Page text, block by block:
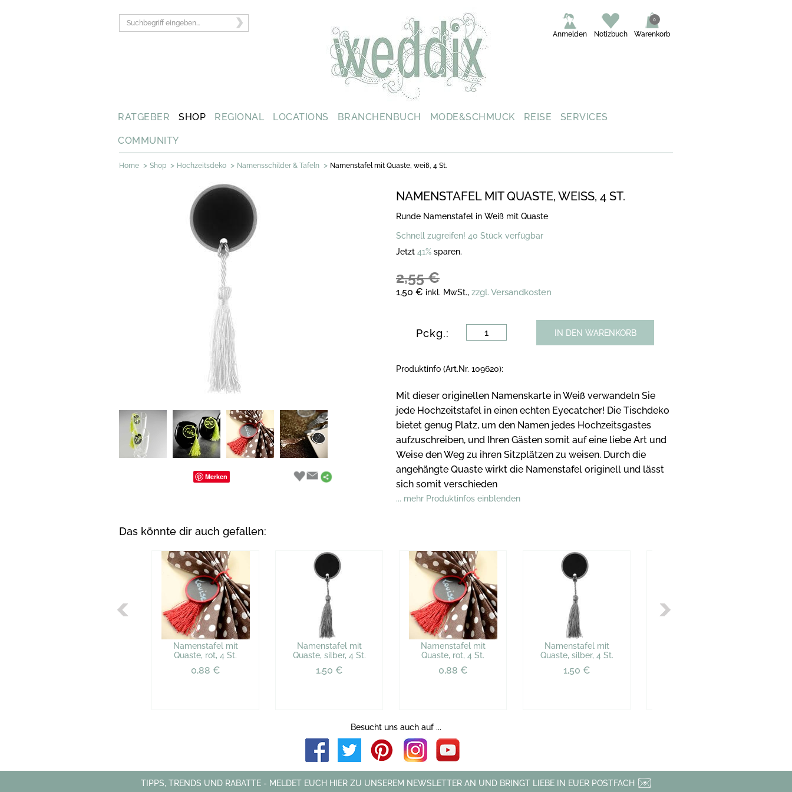
Warenkorb
0
Notizbuch
Anmelden
RATGEBER SHOP REGIONAL LOCATIONS BRANCHENBUCH MODE&SCHMUCK REISE SERVICES
COMMUNITY
Home > Shop > Hochzeitsdeko > Namensschilder & Tafeln > Namenstafel mit Quaste, weiß, 4 St.
Merken
NAMENSTAFEL MIT QUASTE, WEISS, 4 ST.
Runde Namenstafel in Weiß mit Quaste
Schnell zugreifen! 40 Stück verfügbar
Jetzt 41% sparen.
2,55 €
1,50 € inkl. MwSt., zzgl. Versandkosten
Pckg.: IN DEN WARENKORB
Produktinfo (Art.Nr. 109620):
Mit dieser originellen Namenskarte in Weiß verwandeln Sie
jede Hochzeitstafel in einen echten Eyecatcher! Die Tischdeko
bietet genug Platz, um den Namen jedes Hochzeitsgastes
aufzuschreiben, und Ihren Gästen somit auf eine liebe Art und
Weise den Weg zu ihren Sitzplätzen zu weisen. Durch die
angehängte Quaste wirkt die Namenstafel originell und lässt
sich somit verschieden
... mehr Produktinfos einblenden
Das könnte dir auch gefallen:
Namenstafel mit
Quaste, rot, 4 St.
0,88 €
Namenstafel mit
Quaste, silber, 4 St.
1,50 €
Namenstafel mit
Quaste, rot, 4 St.
0,88 €
Namenstafel mit
Quaste, silber, 4 St.
1,50 €
Besucht uns auch auf ...
TIPPS, TRENDS UND RABATTE - MELDET EUCH HIER ZU UNSEREM NEWSLETTER AN UND BRINGT LIEBE IN EUER POSTFACH